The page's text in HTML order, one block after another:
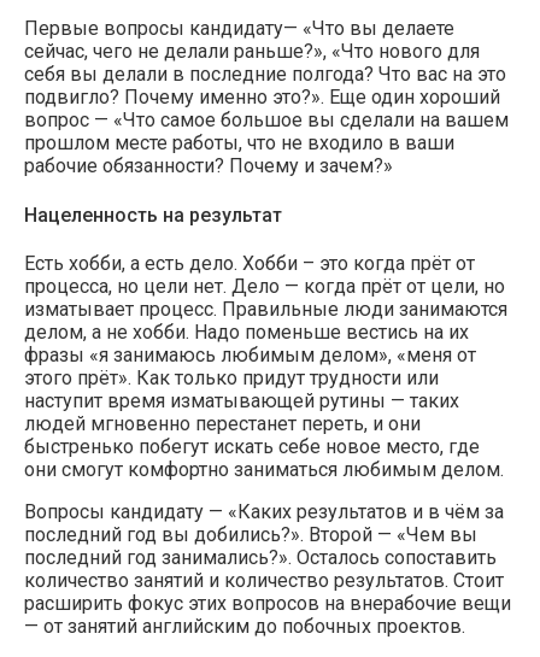
Первые вопросы кандидату— «Что вы делаете
сейчас, чего не делали раньше?», «Что нового для
себя вы делали в последние полгода? Что вас на это
подвигло? Почему именно это?». Еще один хороший
вопрос — «Что самое большое вы сделали на вашем
прошлом месте работы, что не входило в ваши
рабочие обязанности? Почему и зачем?»
Нацеленность на результат
Есть хобби, а есть дело. Хобби – это когда прёт от
процесса, но цели нет. Дело — когда прёт от цели, но
изматывает процесс. Правильные люди занимаются
делом, а не хобби. Надо поменьше вестись на их
фразы «я занимаюсь любимым делом», «меня от
этого прёт». Как только придут трудности или
наступит время изматывающей рутины — таких
людей мгновенно перестанет переть, и они
быстренько побегут искать себе новое место, где
они смогут комфортно заниматься любимым делом.
Вопросы кандидату — «Каких результатов и в чём за
последний год вы добились?». Второй — «Чем вы
последний год занимались?». Осталось сопоставить
количество занятий и количество результатов. Стоит
расширить фокус этих вопросов на внерабочие вещи
— от занятий английским до побочных проектов.